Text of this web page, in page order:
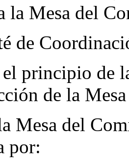
la Mesa del
de
el principio de
de la
Mesa del
por: